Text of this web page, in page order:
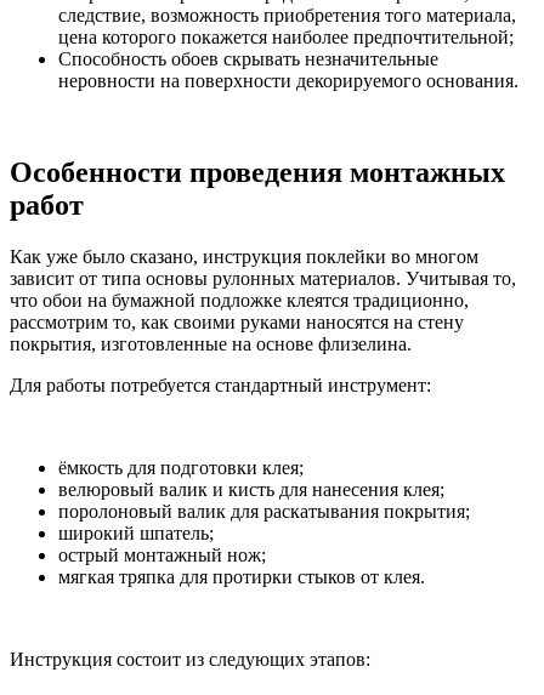
следствие, возможность приобретения того материала,
цена которого покажется наиболее предпочтительной;
Способность обоев скрывать незначительные
неровности на поверхности декорируемого основания.
Особенности проведения монтажных
работ
Как уже было сказано, инструкция поклейки во многом
зависит от типа основы рулонных материалов. Учитывая то,
что обои на бумажной подложке клеятся традиционно,
рассмотрим то, как своими руками наносятся на стену
покрытия, изготовленные на основе флизелина.
Для работы потребуется стандартный инструмент:
ёмкость для подготовки клея;
велюровый валик и кисть для нанесения клея;
поролоновый валик для раскатывания покрытия;
широкий шпатель;
острый монтажный нож;
мягкая тряпка для протирки стыков от клея.
Инструкция состоит из следующих этапов: